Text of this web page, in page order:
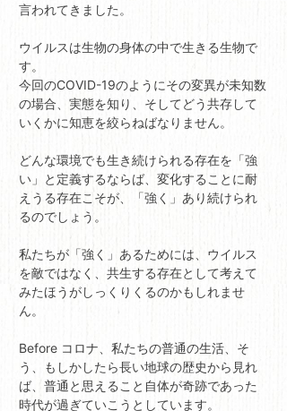
言われてきました。
ウイルスは生物の身体の中で生きる生物で
す。
今回のCOVID-19のようにその変異が未知数
の場合、実態を知り、そしてどう共存して
いくかに知恵を絞らねばなりません。
どんな環境でも生き続けられる存在を「強
い」と定義するならば、変化することに耐
えうる存在こそが、「強く」あり続けられ
るのでしょう。
私たちが「強く」あるためには、ウイルス
を敵ではなく、共生する存在として考えて
みたほうがしっくりくるのかもしれませ
ん。
Before コロナ、私たちの普通の生活、そ
う、もしかしたら長い地球の歴史から見れ
ば、普通と思えること自体が奇跡であった
時代が過ぎていこうとしています。